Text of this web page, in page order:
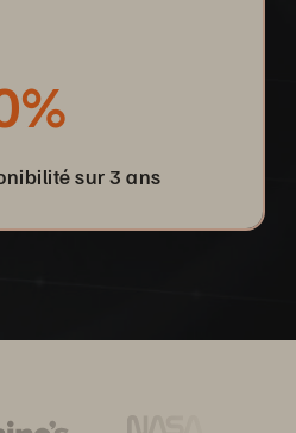
sur 3 ans